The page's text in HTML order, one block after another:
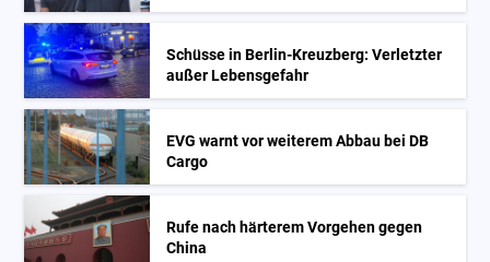
Schüsse in Berlin-Kreuzberg: Verletzter
außer Lebensgefahr
EVG warnt vor weiterem Abbau bei DB
Cargo
Rufe nach härterem Vorgehen gegen
China